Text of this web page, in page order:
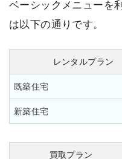
ベーシックメニューを
は以下の通りです。
レンタルプラン
既築住宅
新築住宅
買取プラン